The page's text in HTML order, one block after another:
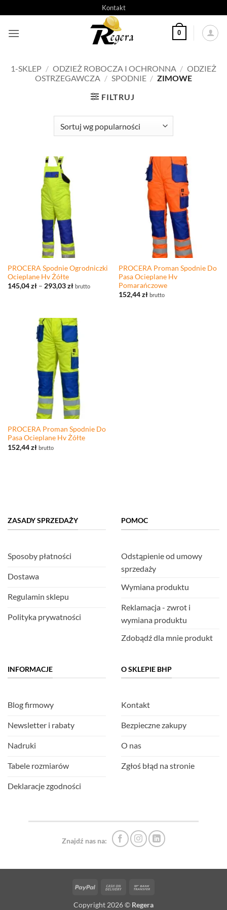
do
treści
Kontakt
0
1-SKLEP / ODZIEŻ ROBOCZA I OCHRONNA / ODZIEŻ
OSTRZEGAWCZA / SPODNIE / ZIMOWE
FILTRUJ
PROCERA Spodnie Ogrodniczki
Ocieplane Hv Żółte
145,04zł – 293,03złZakres
293,03 zł
brutto
PROCERA Proman Spodnie Do
Pasa Ocieplane Hv
Pomarańczowe
152,44zł brutto
PROCERA Proman Spodnie Do
Pasa Ocieplane Hv Żółte
152,44zł brutto
ZASADY SPRZEDAŻY
Sposoby płatności
Dostawa
Regulamin sklepu
Polityka prywatności
POMOC
Odstąpienie od umowy
sprzedaży
Wymiana produktu
Reklamacja - zwrot i
wymiana produktu
Zdobądź dla mnie produkt
INFORMACJE
Blog firmowy
Newsletter i rabaty
Nadruki
Tabele rozmiarów
Deklaracje zgodności
O SKLEPIE BHP
Kontakt
Bezpieczne zakupy
O nas
Zgłoś błąd na stronie
Znajdź nas na:
PayPal
Cash
Copyright 2026 © Regera